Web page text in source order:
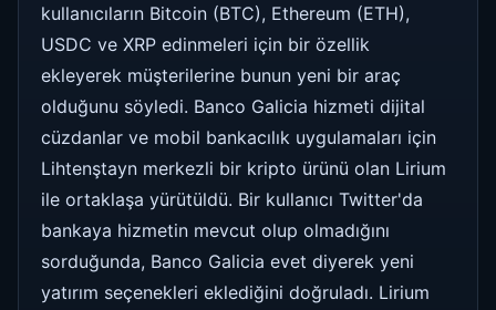
kullanıcıların Bitcoin (BTC), Ethereum (ETH),
USDC ve XRP edinmeleri için bir özellik
ekleyerek müşterilerine bunun yeni bir araç
olduğunu söyledi. Banco Galicia hizmeti dijital
cüzdanlar ve mobil bankacılık uygulamaları için
Lihtenştayn merkezli bir kripto ürünü olan Lirium
ile ortaklaşa yürütüldü. Bir kullanıcı Twitter'da
bankaya hizmetin mevcut olup olmadığını
sorduğunda, Banco Galicia evet diyerek yeni
yatırım seçenekleri eklediğini doğruladı. Lirium